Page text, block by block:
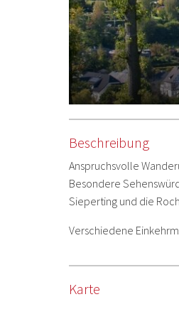
Beschreibung
Anspruchsvolle
Besondere
Sieperting und die
Verschiedene
Karte